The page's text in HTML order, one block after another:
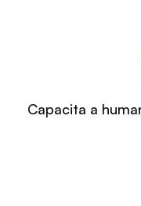
Capacita a